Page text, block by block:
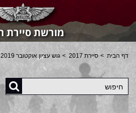
מורשת סיירת
דף הבית סיירת 2017 גוש עציון אוקטובר 2019
חיפוש